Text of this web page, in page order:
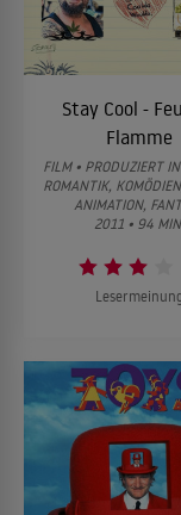
Stay Cool -
Flamme
FILM • PRODUZIERT
ROMANTIK,
ANIMATION,
2011 • 94